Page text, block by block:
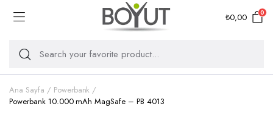
₺0,00 0
Ana Sayfa
Powerbank
Powerbank 10.000 mAh MagSafe – PB 4013